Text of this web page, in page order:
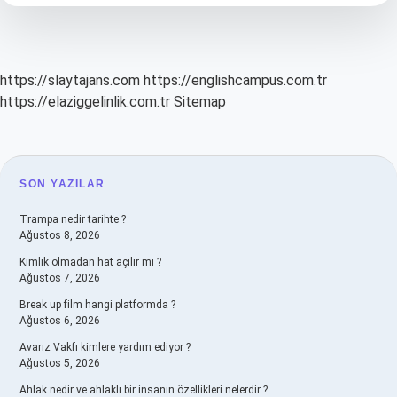
Hastalıklara
https://slaytajans.com https://englishcampus.com.tr
https://elaziggelinlik.com.tr Sitemap
SIDEBAR
SON YAZILAR
Trampa nedir tarihte ?
Ağustos 8, 2026
Kimlik olmadan hat açılır mı ?
Ağustos 7, 2026
Break up film hangi platformda ?
Ağustos 6, 2026
Avarız Vakfı kimlere yardım ediyor ?
Ağustos 5, 2026
Ahlak nedir ve ahlaklı bir insanın özellikleri nelerdir ?